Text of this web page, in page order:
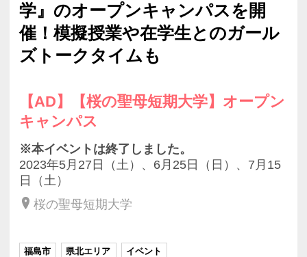
学』のオープンキャンパスを開
催！模擬授業や在学生とのガール
ズトークタイムも
【AD】【桜の聖母短期大学】オープン
キャンパス
※本イベントは終了しました。
2023年5月27日（土）、6月25日（日）、7月15
日（土）
桜の聖母短期大学
福島市 県北エリア イベント